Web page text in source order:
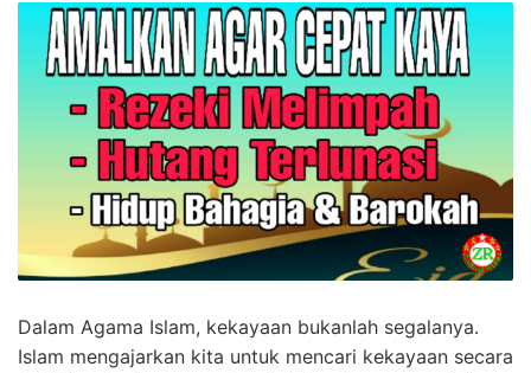
Dalam Agama Islam, kekayaan bukanlah segalanya.
Islam mengajarkan kita untuk mencari kekayaan secara